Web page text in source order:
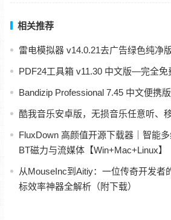
相关推荐
雷电模拟器 v14.0.21去广告绿色纯净
PDF24工具箱 v11.30 中文版—完全免
Bandizip Professional 7.45 中文便携
酷我音乐安卓版，无损音乐任意听、
FluxDown 高颜值开源下载器｜智能
BT磁力与流媒体【Win+Mac+Linux】
从MouseInc到Aitiy：一位传奇开发者
标效率神器全解析（附下载）